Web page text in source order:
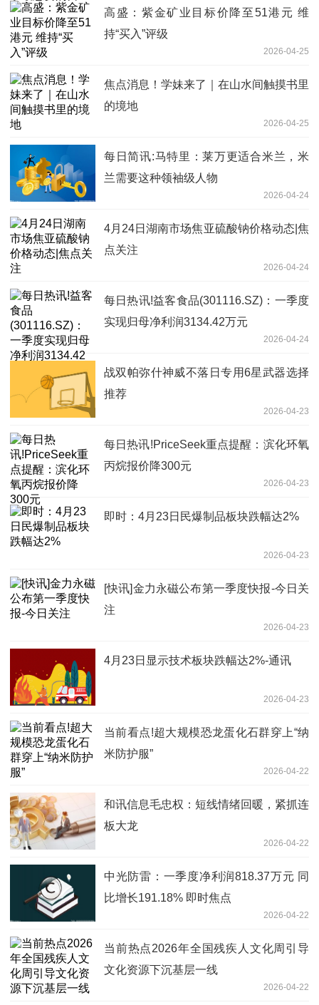
高盛：紫金矿业目标价降至51港元 维
持“买入”评级
2026-04-25
焦点消息！学妹来了｜在山水间触摸书里
的境地
2026-04-25
每日简讯:马特里：莱万更适合米兰，米
兰需要这种领袖级人物
2026-04-24
4月24日湖南市场焦亚硫酸钠价格动态|焦
点关注
2026-04-24
每日热讯!益客食品(301116.SZ)：一季度
实现归母净利润3134.42万元
2026-04-24
战双帕弥什神威不落日专用6星武器选择
推荐
2026-04-23
每日热讯!PriceSeek重点提醒：滨化环氧
丙烷报价降300元
2026-04-23
即时：4月23日民爆制品板块跌幅达2%
2026-04-23
[快讯]金力永磁公布第一季度快报-今日关
注
2026-04-23
4月23日显示技术板块跌幅达2%-通讯
2026-04-23
当前看点!超大规模恐龙蛋化石群穿上“纳
米防护服”
2026-04-22
和讯信息毛忠权：短线情绪回暖，紧抓连
板大龙
2026-04-22
中光防雷：一季度净利润818.37万元 同
比增长191.18% 即时焦点
2026-04-22
当前热点2026年全国残疾人文化周引导
文化资源下沉基层一线
2026-04-22